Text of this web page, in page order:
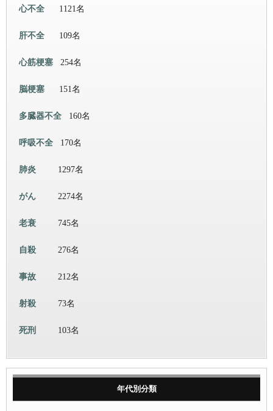
心不全 1121名
肝不全 109名
心筋梗塞 254名
脳梗塞 151名
多臓器不全 160名
呼吸不全 170名
肺炎 1297名
がん 2274名
老衰 745名
自殺 276名
事故 212名
射殺 73名
死刑 103名
年代別分類